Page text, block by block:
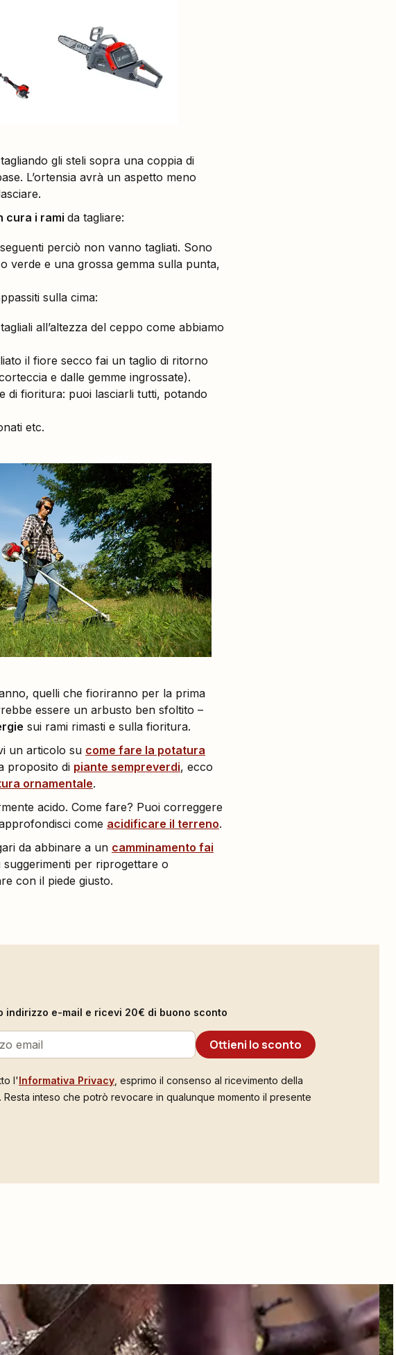
gli steli sopra una coppia di
L’ortensia avrà un aspetto meno
cura i rami da tagliare:
perciò non vanno tagliati. Sono
verde e una grossa gemma sulla punta,
sulla cima:
all’altezza del ceppo come abbiamo
il fiore secco fai un taglio di ritorno
e dalle gemme ingrossate).
di fioritura: puoi lasciarli tutti, potando
etc.
quelli che fioriranno per la prima
essere un arbusto ben sfoltito –
sui rami rimasti e sulla fioritura.
un articolo su come fare la potatura
proposito di piante sempreverdi, ecco
ornamentale.
acido. Come fare? Puoi correggere
come acidificare il terreno.
da abbinare a un camminamento fai
per riprogettare o
con il piede giusto.
indirizzo e-mail e ricevi 20€ di buono sconto
Ottieni lo sconto
l'Informativa Privacy , esprimo il consenso al ricevimento della
Resta inteso che potrò revocare in qualunque momento il presente